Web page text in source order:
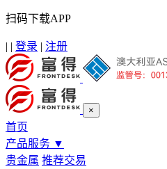
扫码下载APP
| | 登录 | 注册
×
首页
产品服务 ▼
贵金属 推荐交易